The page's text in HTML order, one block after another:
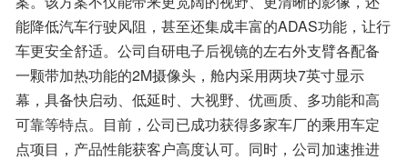
能降低汽车行驶风阻，甚至还集成丰富的ADAS功能，让行
车更安全舒适。公司自研电子后视镜的左右外支臂各配备
一颗带加热功能的2M摄像头，舱内采用两块7英寸显示
幕，具备快启动、低延时、大视野、优画质、多功能和高
可靠等特点。目前，公司已成功获得多家车厂的乘用车定
点项目，产品性能获客户高度认可。同时，公司加速推进